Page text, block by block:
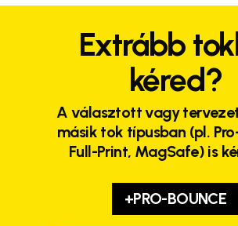
Extrább
kéred?
A választott vagy
másik tok típusban (pl.
Full-Print, MagSafe) is
+PRO-BOUNCE